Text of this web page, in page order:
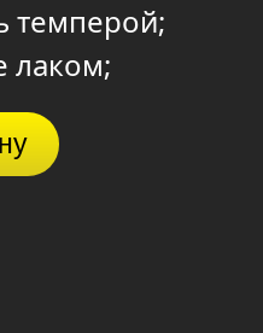
темперой;
лаком;